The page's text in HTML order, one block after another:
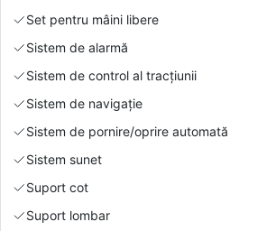
Set pentru mâini libere
Sistem de alarmă
Sistem de control al tracțiunii
Sistem de navigație
Sistem de pornire/oprire automată
Sistem sunet
Suport cot
Suport lombar